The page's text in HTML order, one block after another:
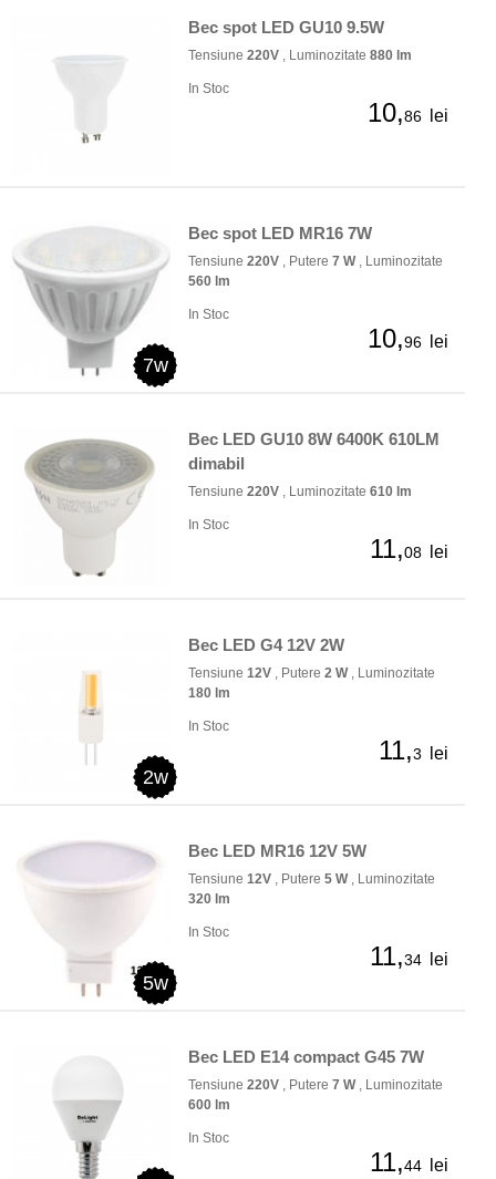
Bec spot LED GU10 9.5W
Tensiune 220V , Luminozitate 880 lm
In Stoc
10,86 lei
7w
Bec spot LED MR16 7W
Tensiune 220V , Putere 7 W, Luminozitate
560 lm
In Stoc
10,96 lei
Bec LED GU10 8W 6400K 610LM
dimabil
Tensiune 220V , Luminozitate 610 lm
In Stoc
11,08 lei
2w
Bec LED G4 12V 2W
Tensiune 12V , Putere 2 W, Luminozitate
180 lm
In Stoc
11,3 lei
5w
Bec LED MR16 12V 5W
Tensiune 12V , Putere 5 W, Luminozitate
320 lm
In Stoc
11,34 lei
Bec LED E14 compact G45 7W
Tensiune 220V , Putere 7 W, Luminozitate
600 lm
In Stoc
11,44 lei